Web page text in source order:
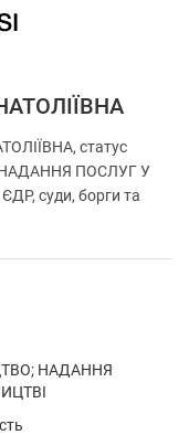
статус
НАДАННЯ ПОСЛУГ У
суди, борги та
НАДАННЯ